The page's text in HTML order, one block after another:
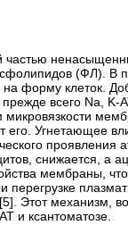
частью
(ФЛ). В
форму клеток.
всего Na,
микровязкости
его. Угнетающее
проявления
снижается, а
мембраны,
перегрузке
Этот механизм,
и ксантоматозе.